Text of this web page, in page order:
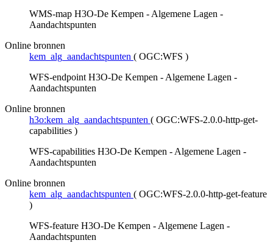
WMS-map H3O-De Kempen - Algemene Lagen -
Aandachtspunten
Online bronnen
kem_alg_aandachtspunten ( OGC:WFS )
WFS-endpoint H3O-De Kempen - Algemene Lagen -
Aandachtspunten
Online bronnen
h3o:kem_alg_aandachtspunten ( OGC:WFS-2.0.0-http-get-
capabilities )
WFS-capabilities H3O-De Kempen - Algemene Lagen -
Aandachtspunten
Online bronnen
kem_alg_aandachtspunten ( OGC:WFS-2.0.0-http-get-feature
)
WFS-feature H3O-De Kempen - Algemene Lagen -
Aandachtspunten